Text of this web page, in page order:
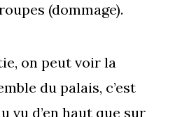
(dommage).
on peut voir la
du palais, c’est
vu d’en haut que sur